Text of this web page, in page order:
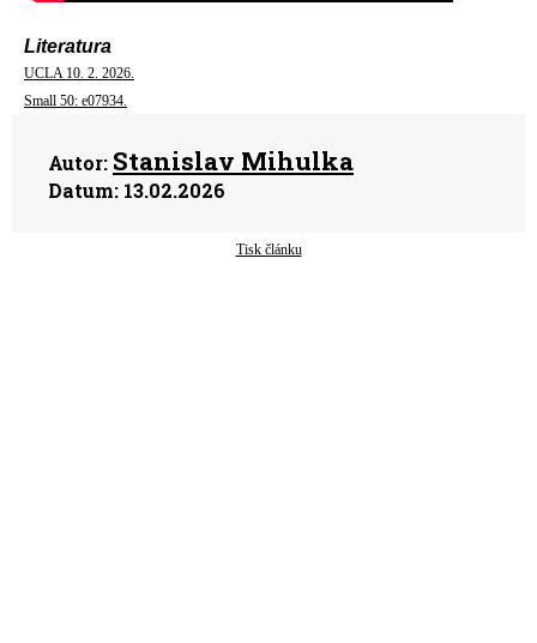
Literatura
UCLA 10. 2. 2026.
Small 50: e07934.
Autor: Stanislav Mihulka
Datum: 13.02.2026
Tisk článku